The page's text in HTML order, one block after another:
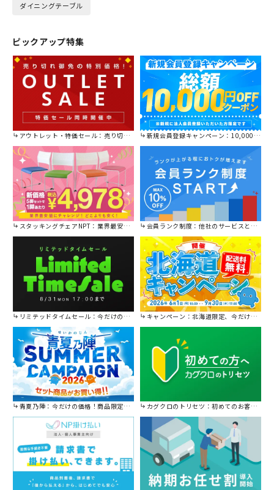
ダイニングテーブル
ピックアップ特集
アウトレット・特価セール：売り切れ御免の特別価格！ 新規会員登録キャンペーン：10,000円OFFクーポン進呈中！
スタッキングチェアNPT：業界最安値に挑戦！ 会員ランク制度：他社のサービスと比較してください。
リミテッドタイムセール：今だけの限定セール。 キャンペーン：北海道限定、今だけ送料無料！
青夏乃陣：今だけの価格！商品限定セール開催中です。 カグクロのトリセツ：初めてのお客様はこちら。